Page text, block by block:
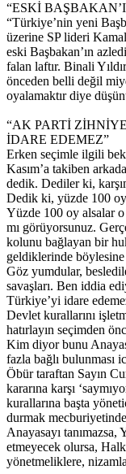
“ESKİ
“Türkiye’nin yeni
üzerine SP lideri
eski Başbakan’ın
falan laftır. Binali
önceden belli değil
oyalamaktır diye
“AK PARTİ
İDARE EDEMEZ”
Erken seçimle ilgili
Kasım’a takiben
dedik. Dediler ki,
Dedik ki, yüzde 100
Yüzde 100 oy alsalar
mı görüyorsunuz.
kolunu bağlayan bir
geldiklerinde böylesine
Göz yumdular,
savaşları. Ben iddia
Türkiye’yi idare
Devlet kurallarını
hatırlayın seçimden
Kim diyor bunu
fazla bağlı bulunması
Öbür taraftan Sayın
kararına karşı
kurallarına başta
durmak
Anayasayı
etmeyecek olursa,
yönetmeliklere,